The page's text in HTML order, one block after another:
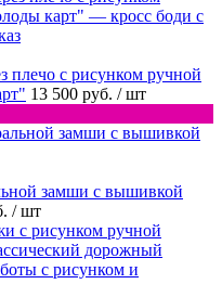
плечо с рисунком ручной
13 500 руб. / шт
замши с вышивкой
/ шт